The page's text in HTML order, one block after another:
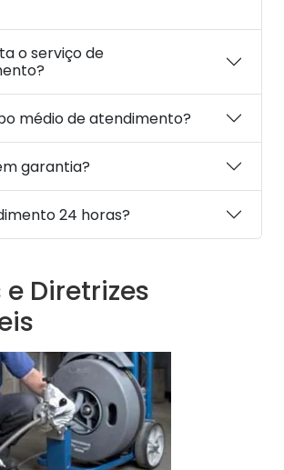
o serviço de
médio de atendimento?
garantia?
24 horas?
Diretrizes